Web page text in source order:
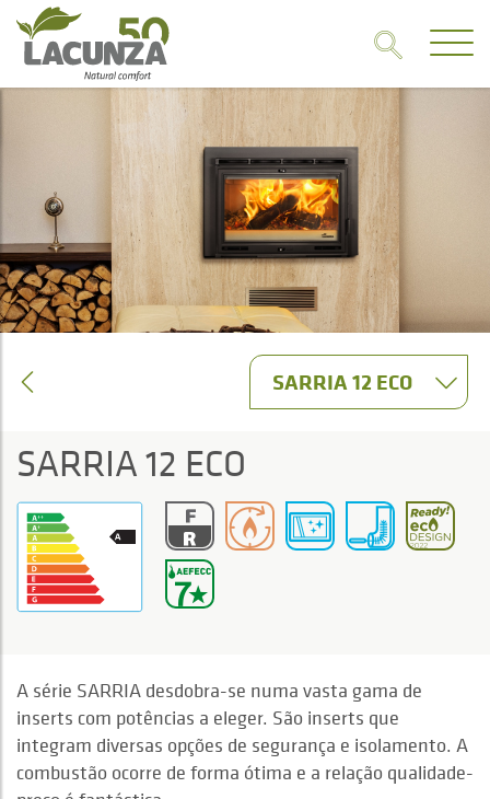
SARRIA 12 ECO
SARRIA 12 ECO
A série SARRIA desdobra-se numa vasta gama de
inserts com potências a eleger. São inserts que
integram diversas opções de segurança e isolamento. A
combustão ocorre de forma ótima e a relação qualidade-